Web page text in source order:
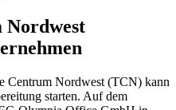
Nordwest
Centrum Nordwest (TCN) kann
starten. Auf dem